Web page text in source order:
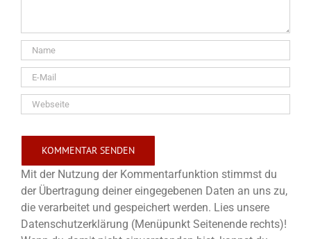
Mit der Nutzung der Kommentarfunktion stimmst du
der Übertragung deiner eingegebenen Daten an uns zu,
die verarbeitet und gespeichert werden. Lies unsere
Datenschutzerklärung (Menüpunkt Seitenende rechts)!